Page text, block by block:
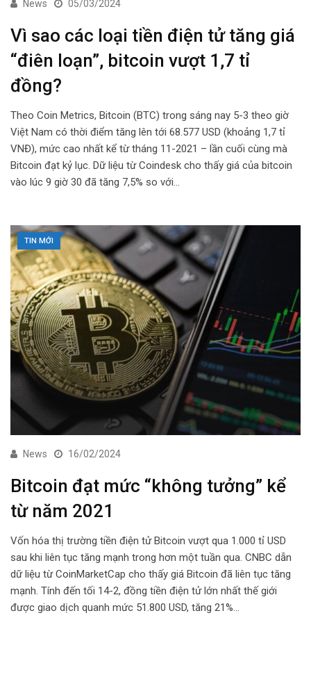
News 05/03/2024
Vì sao các loại tiền điện tử tăng giá
“điên loạn”, bitcoin vượt 1,7 tỉ
đồng?
Theo Coin Metrics, Bitcoin (BTC) trong sáng nay 5-3 theo giờ
Việt Nam có thời điểm tăng lên tới 68.577 USD (khoảng 1,7 tỉ
VNĐ), mức cao nhất kể từ tháng 11-2021 – lần cuối cùng mà
Bitcoin đạt kỷ lục. Dữ liệu từ Coindesk cho thấy giá của bitcoin
vào lúc 9 giờ 30 đã tăng 7,5% so với…
TIN MỚI
News 16/02/2024
Bitcoin đạt mức “không tưởng” kể
từ năm 2021
Vốn hóa thị trường tiền điện tử Bitcoin vượt qua 1.000 tỉ USD
sau khi liên tục tăng mạnh trong hơn một tuần qua. CNBC dẫn
dữ liệu từ CoinMarketCap cho thấy giá Bitcoin đã liên tục tăng
mạnh. Tính đến tối 14-2, đồng tiền điện tử lớn nhất thế giới
được giao dịch quanh mức 51.800 USD, tăng 21%…